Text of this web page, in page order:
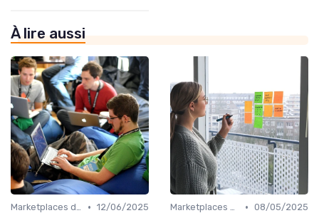
À lire aussi
Marketplaces de leadgen • 12/06/2025
Marketplaces de leadgen • 08/05/2025